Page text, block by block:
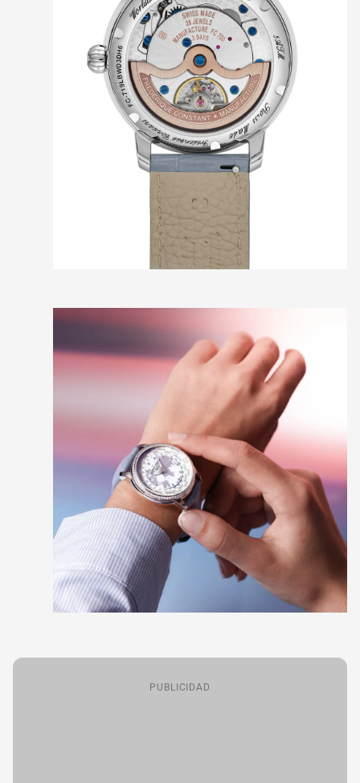
PUBLICIDAD